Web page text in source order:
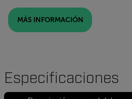
MÁS INFORMACIÓN
Especificaciones